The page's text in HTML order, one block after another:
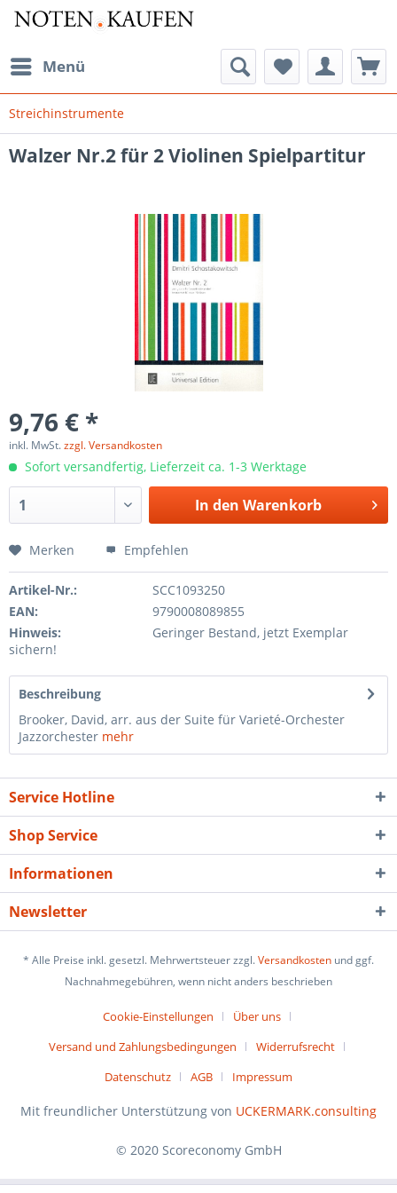
Menü
Streichinstrumente
Walzer Nr.2 für 2 Violinen Spielpartitur
9,76 € *
inkl. MwSt.zzgl. Versandkosten
Sofort versandfertig, Lieferzeit ca. 1-3 Werktage
In den Warenkorb
Merken Empfehlen
Artikel-Nr.:
SCC1093250
EAN:
9790008089855
Hinweis:
Geringer Bestand, jetzt Exemplar
sichern!
Beschreibung
Brooker, David, arr. aus der Suite für Varieté-Orchester
Jazzorchester mehr
Service Hotline
Shop Service
Informationen
Newsletter
* Alle Preise inkl. gesetzl. Mehrwertsteuer zzgl.Versandkosten und ggf.
Nachnahmegebühren, wenn nicht anders beschrieben
Cookie-Einstellungen
Über uns
Versand und Zahlungsbedingungen
Widerrufsrecht
Datenschutz
AGB Impressum
Mit freundlicher Unterstützung von UCKERMARK.consulting
© 2020 Scoreconomy GmbH